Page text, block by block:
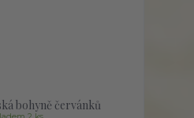
bohyně červánků